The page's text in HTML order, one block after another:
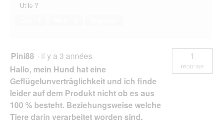
Utile ?
Pini88 · il y a 3 années
Hallo, mein Hund hat eine
Geflügelunverträglichkeit und ich finde
leider auf dem Produkt nicht ob es aus
100 % besteht. Beziehungsweise welche
Tiere darin verarbeitet worden sind.
1
réponse